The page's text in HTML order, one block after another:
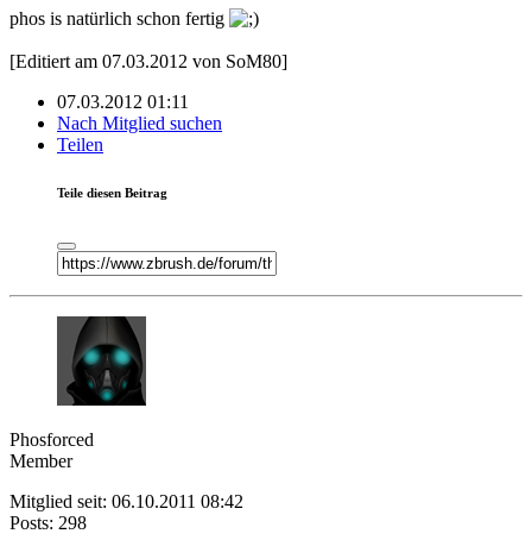
phos is natürlich schon fertig
[Editiert am 07.03.2012 von SoM80]
07.03.2012 01:11
Nach Mitglied suchen
Teilen
Teile diesen Beitrag
Phosforced
Member
Mitglied seit: 06.10.2011 08:42
Posts: 298